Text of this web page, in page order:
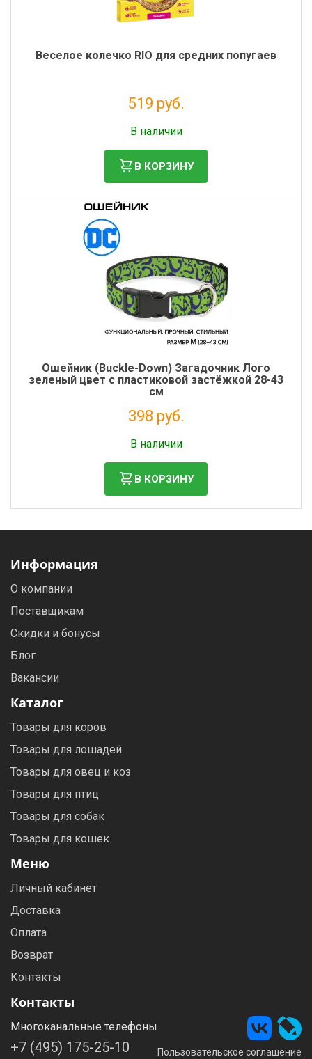
Веселое колечко RIO для средних попугаев
519 руб.
В наличии
В КОРЗИНУ
Ошейник (Buckle-Down) Загадочник Лого
зеленый цвет с пластиковой застёжкой 28-43
см
398 руб.
В наличии
В КОРЗИНУ
Информация
О компании
Поставщикам
Скидки и бонусы
Блог
Вакансии
Каталог
Товары для коров
Товары для лошадей
Товары для овец и коз
Товары для птиц
Товары для собак
Товары для кошек
Меню
Личный кабинет
Доставка
Оплата
Возврат
Контакты
Контакты
Многоканальные телефоны
+7 (495) 175-25-10
Пользовательское соглашение